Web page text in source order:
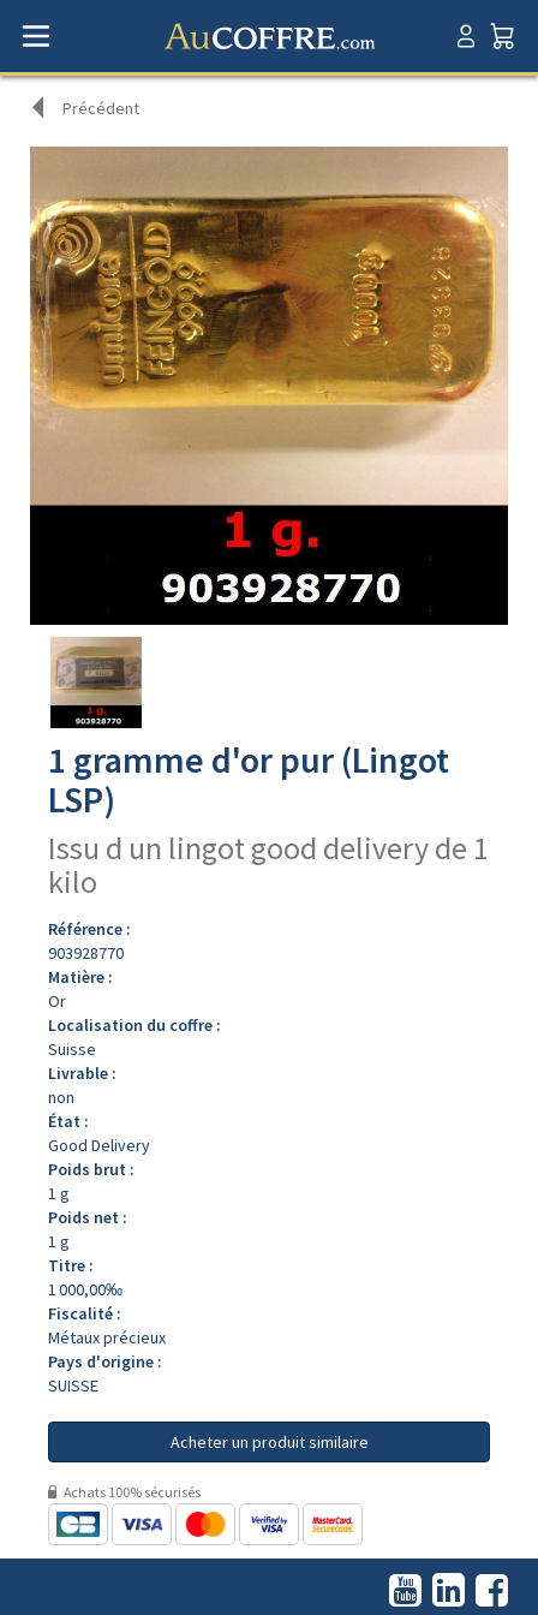
Précédent
Avers
produit
1 gramme d'or pur (Lingot
LSP)
Issu d un lingot good delivery de 1
kilo
Référence :
903928770
Matière :
Or
Localisation du coffre :
Suisse
Livrable :
non
État :
Good Delivery
Poids brut :
1 g
Poids net :
1 g
Titre :
1 000,00‰
Fiscalité :
Métaux précieux
Pays d'origine :
SUISSE
Acheter un produit similaire
Achats 100% sécurisés